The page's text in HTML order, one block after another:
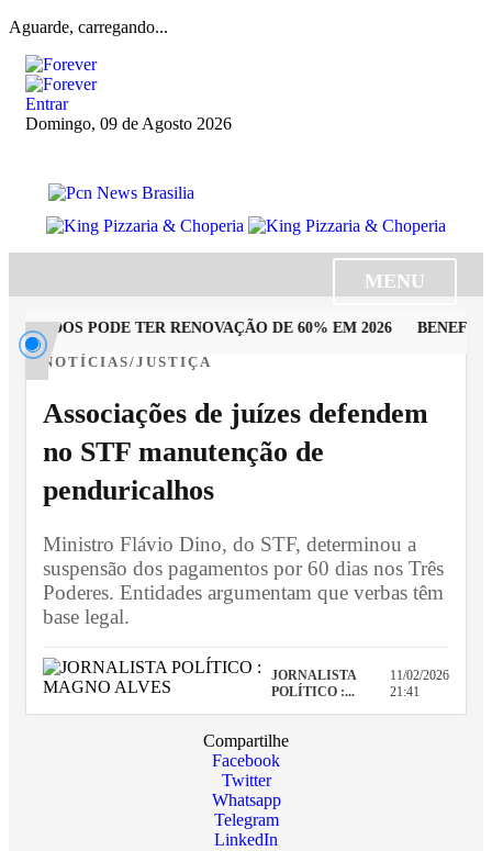
Aguarde, carregando...
Entrar
Domingo, 09 de Agosto 2026
MENU
PODE TER RENOVAÇÃO DE 60% EM 2026
NOTÍCIAS/JUSTIÇA
Associações de juízes defendem
no STF manutenção de
penduricalhos
Ministro Flávio Dino, do STF, determinou a
suspensão dos pagamentos por 60 dias nos Três
Poderes. Entidades argumentam que verbas têm
base legal.
JORNALISTA
POLÍTICO :...
11/02/2026
21:41
Compartilhe
Facebook
Twitter
Whatsapp
Telegram
LinkedIn